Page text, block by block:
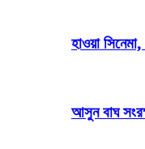
হাওয়া
আসুন বাঘ